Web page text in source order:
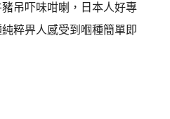
吊吓味咁喇，日本人好專
粹畀人感受到嗰種簡單即